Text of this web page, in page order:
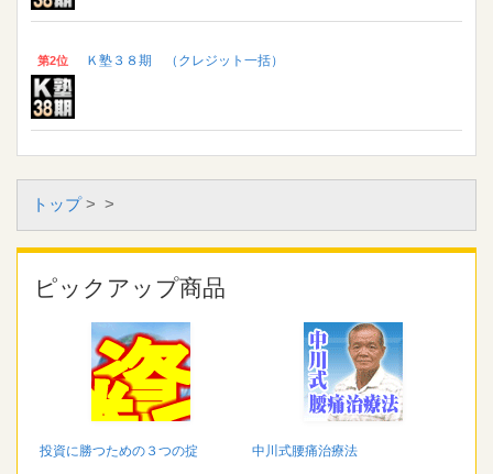
第2位 Ｋ塾３８期 （クレジット一括）
トップ> >
ピックアップ商品
投資に勝つための３つの掟 中川式腰痛治療法